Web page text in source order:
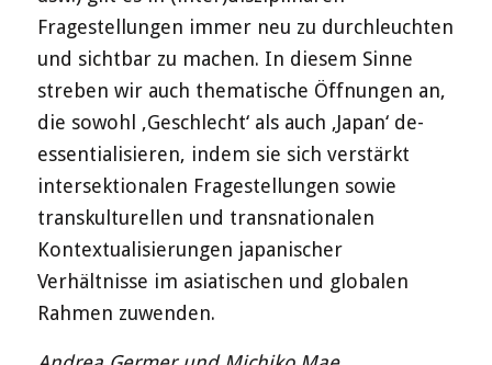
Fragestellungen immer neu zu durchleuchten
und sichtbar zu machen. In diesem Sinne
streben wir auch thematische Öffnungen an,
die sowohl ‚Geschlecht‘ als auch ‚Japan‘ de-
essentialisieren, indem sie sich verstärkt
intersektionalen Fragestellungen sowie
transkulturellen und transnationalen
Kontextualisierungen japanischer
Verhältnisse im asiatischen und globalen
Rahmen zuwenden.